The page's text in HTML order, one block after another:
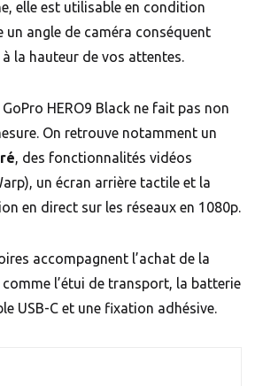
elle est utilisable en condition
un angle de caméra conséquent
la hauteur de vos attentes.
HERO9 Black ne fait pas non
On retrouve notamment un
, des fonctionnalités vidéos
un écran arrière tactile et la
en direct sur les réseaux en 1080p.
accompagnent l’achat de la
comme l’étui de transport, la batterie
USB-C et une fixation adhésive.